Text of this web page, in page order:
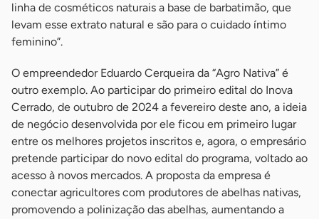
linha de cosméticos naturais a base de barbatimão, que
levam esse extrato natural e são para o cuidado íntimo
feminino”.
O empreendedor Eduardo Cerqueira da “Agro Nativa” é
outro exemplo. Ao participar do primeiro edital do Inova
Cerrado, de outubro de 2024 a fevereiro deste ano, a ideia
de negócio desenvolvida por ele ficou em primeiro lugar
entre os melhores projetos inscritos e, agora, o empresário
pretende participar do novo edital do programa, voltado ao
acesso à novos mercados. A proposta da empresa é
conectar agricultores com produtores de abelhas nativas,
promovendo a polinização das abelhas, aumentando a